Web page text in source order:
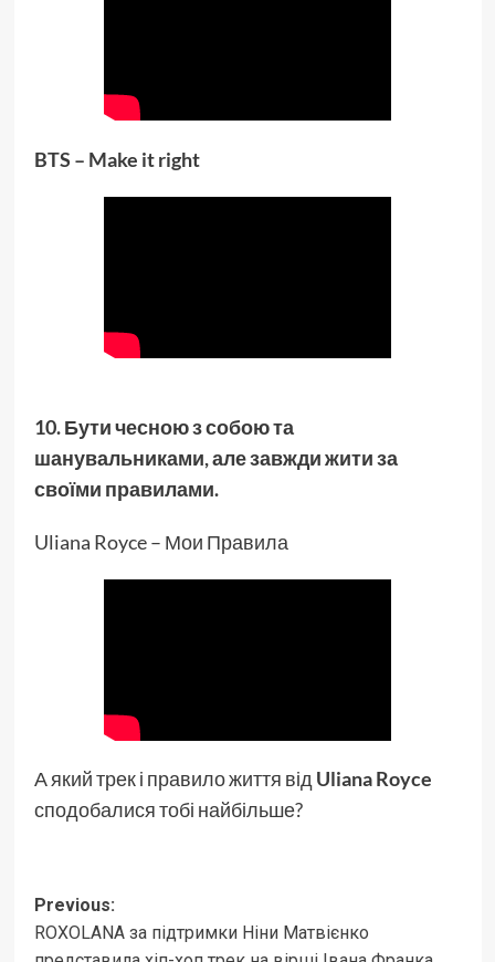
BTS – Make it right
10. Бути чесною з собою та
шанувальниками, але завжди жити за
своїми правилами.
Uliana Royce – Мои Правила
А який трек і правило життя від Uliana Royce
сподобалися тобі найбільше?
Post
navigation
Previous:
ROXOLANA за підтримки Ніни Матвієнко